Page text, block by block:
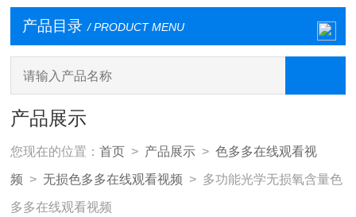
产品目录 / PRODUCT MENU
产品展示
您现在的位置：首页 > 产品展示 >色多多在线观看视
频 > 无损色多多在线观看视频 > 多功能光学无损氧含量色
多多在线观看视频